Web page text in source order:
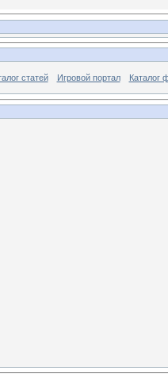
статей Игровой портал Каталог